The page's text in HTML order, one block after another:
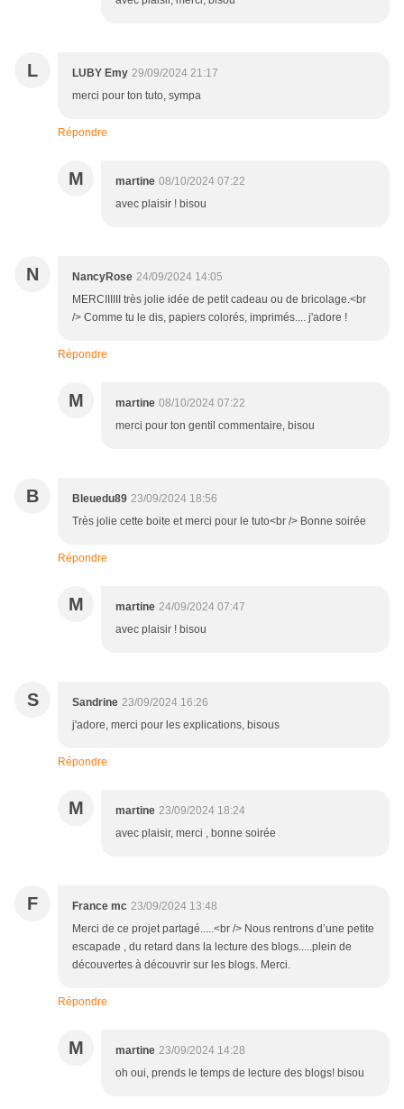
L LUBY Emy 29/09/2024 21:17
merci pour ton tuto, sympa
Répondre
M martine 08/10/2024 07:22
avec plaisir ! bisou
N NancyRose 24/09/2024 14:05
MERCIIIIII très jolie idée de petit cadeau ou de bricolage.<br
/> Comme tu le dis, papiers colorés, imprimés.... j'adore !
Répondre
M martine 08/10/2024 07:22
merci pour ton gentil commentaire, bisou
B Bleuedu89 23/09/2024 18:56
Très jolie cette boite et merci pour le tuto<br /> Bonne soirée
Répondre
M martine 24/09/2024 07:47
avec plaisir ! bisou
S Sandrine 23/09/2024 16:26
j'adore, merci pour les explications, bisous
Répondre
M martine 23/09/2024 18:24
avec plaisir, merci , bonne soirée
F France mc 23/09/2024 13:48
Merci de ce projet partagé.....<br /> Nous rentrons d’une petite
escapade , du retard dans la lecture des blogs.....plein de
découvertes à découvrir sur les blogs. Merci.
Répondre
M martine 23/09/2024 14:28
oh oui, prends le temps de lecture des blogs! bisou